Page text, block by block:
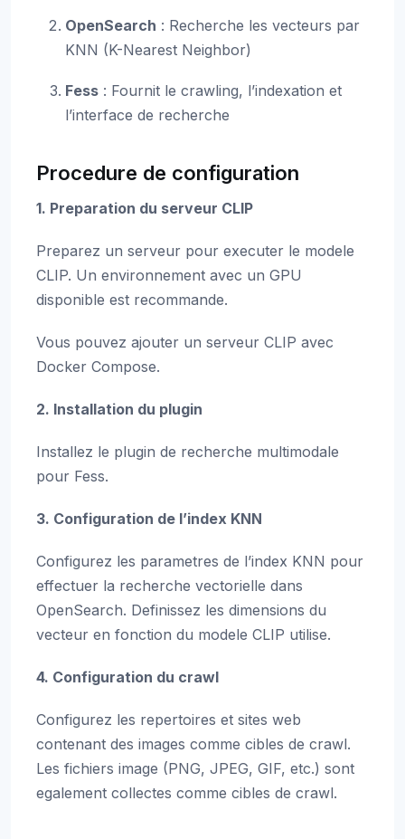
OpenSearch : Recherche les vecteurs par
KNN (K-Nearest Neighbor)
Fess : Fournit le crawling, l’indexation et
l’interface de recherche
Procedure de configuration
1. Preparation du serveur CLIP
Preparez un serveur pour executer le modele
CLIP. Un environnement avec un GPU
disponible est recommande.
Vous pouvez ajouter un serveur CLIP avec
Docker Compose.
2. Installation du plugin
Installez le plugin de recherche multimodale
pour Fess.
3. Configuration de l’index KNN
Configurez les parametres de l’index KNN pour
effectuer la recherche vectorielle dans
OpenSearch. Definissez les dimensions du
vecteur en fonction du modele CLIP utilise.
4. Configuration du crawl
Configurez les repertoires et sites web
contenant des images comme cibles de crawl.
Les fichiers image (PNG, JPEG, GIF, etc.) sont
egalement collectes comme cibles de crawl.